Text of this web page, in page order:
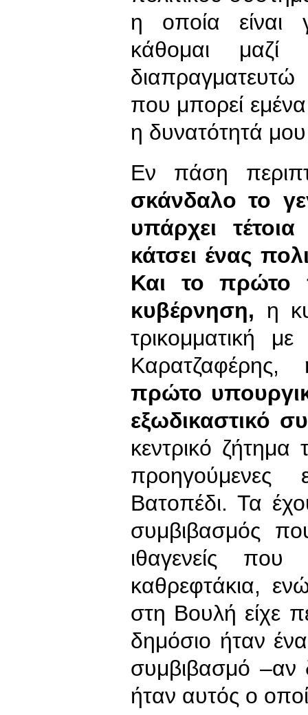
η οποία είναι
κάθομαι
που μπορεί εμένα
η δυνατότητά μου
Εν πάση
σκάνδαλο το
υπάρχει
κάτσει ένας
Και το πρώτο
κυβέρνηση, η
τρικομματική
Καρατζαφέρης,
πρώτο
εξωδικαστικό
κεντρικό ζήτημα
Βατοπέδι. Τα
συμβιβασμός
ιθαγενείς
καθρεφτάκια,
στη Βουλή είχε
δημόσιο ήταν
συμβιβασμό –αν
ήταν αυτός ο